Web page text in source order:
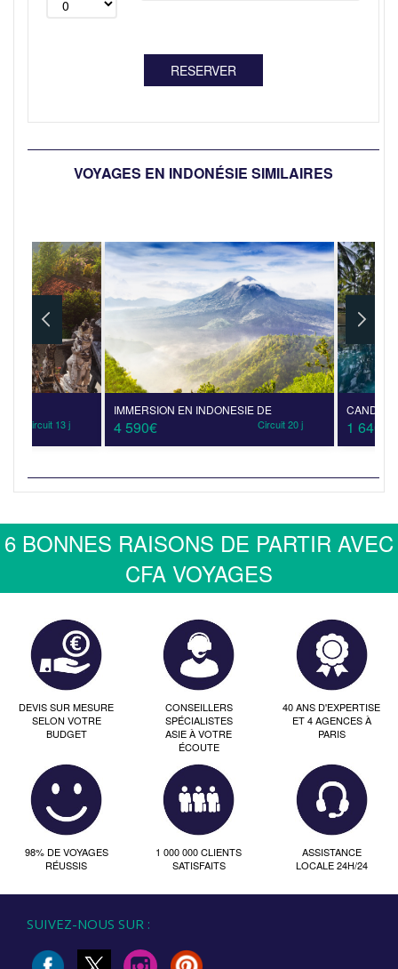
VOYAGES EN INDONÉSIE SIMILAIRES
Circuit 13 j
IMMERSION EN INDONESIE DE
4 590€ Circuit 20 j 1 640€
6 BONNES RAISONS DE PARTIR AVEC
CFA VOYAGES
DEVIS SUR MESURE
SELON VOTRE
BUDGET
CONSEILLERS
SPÉCIALISTES
ASIE À VOTRE
ÉCOUTE
40 ANS D'EXPERTISE
ET 4 AGENCES À
PARIS
98% DE VOYAGES
RÉUSSIS
1 000 000 CLIENTS
SATISFAITS
ASSISTANCE
LOCALE 24H/24
SUIVEZ-NOUS SUR :